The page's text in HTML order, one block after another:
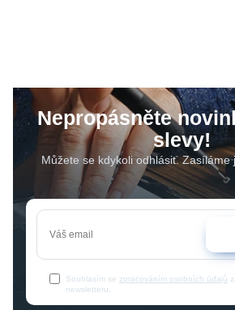
Nepropásněte
slevy!
Můžete se kdykoli odhlásit. Zasíláme
Souhlasím se zpracováním osobních údajů
newsletteru.